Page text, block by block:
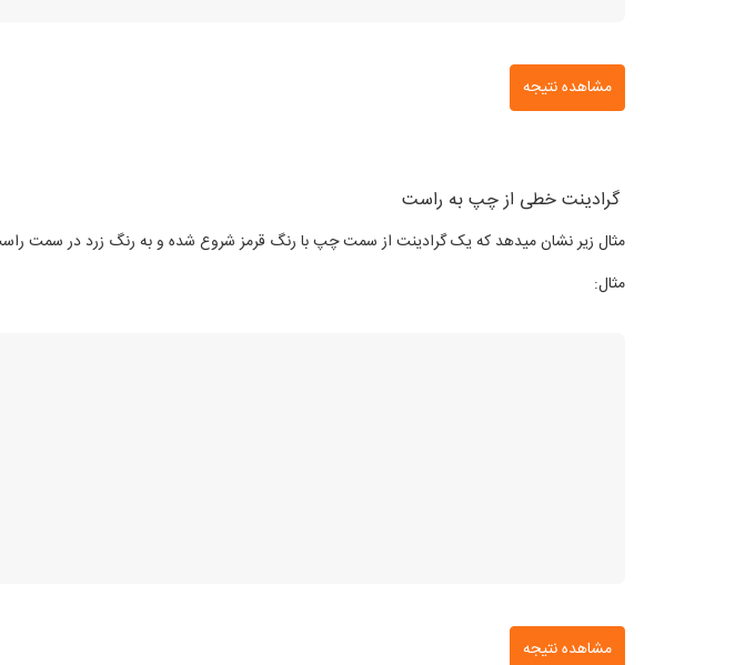
مشاهده نتیجه
گرادینت خطی از چپ به راست
مثال زیر نشان میدهد که یک گرادینت از سمت چپ با رنگ قرمز شروع شده و به رنگ زرد در سمت
مثال:
مشاهده نتیجه